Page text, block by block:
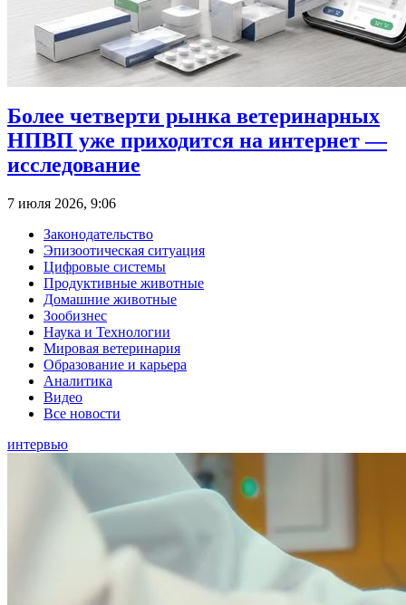
Более четверти рынка ветеринарных
НПВП уже приходится на интернет —
исследование
7 июля 2026, 9:06
Законодательство
Эпизоотическая ситуация
Цифровые системы
Продуктивные животные
Домашние животные
Зообизнес
Наука и Технологии
Мировая ветеринария
Образование и карьера
Аналитика
Видео
Все новости
интервью